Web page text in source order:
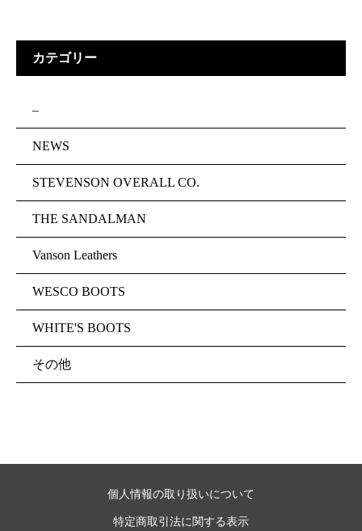
カテゴリー
–
NEWS
STEVENSON OVERALL CO.
THE SANDALMAN
Vanson Leathers
WESCO BOOTS
WHITE'S BOOTS
その他
個人情報の取り扱いについて
特定商取引法に関する表示